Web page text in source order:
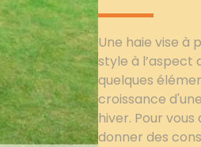
Une haie vise à
style à l’aspect
quelques
croissance
hiver. Pour
donner des